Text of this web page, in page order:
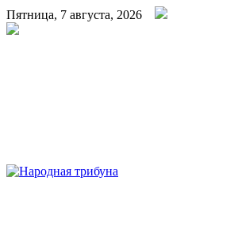
Пятница, 7 августа, 2026